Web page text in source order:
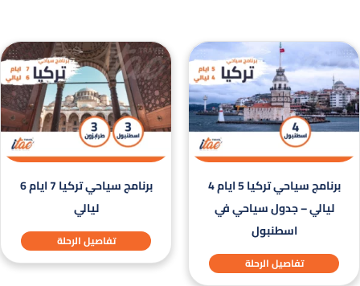
برنامج سياحي تركيا 5 ايام 4
ليالي – جدول سياحي في
اسطنبول
تفاصيل الرحلة
برنامج سياحي تركيا 7 ايام 6
ليالي
تفاصيل الرحلة